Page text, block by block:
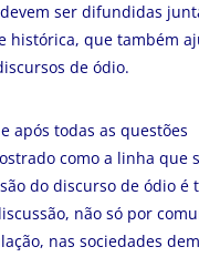
ser difundidas
histórica, que também
de ódio.
após todas as questões
como a linha que
do discurso de ódio é
não só por
nas sociedades